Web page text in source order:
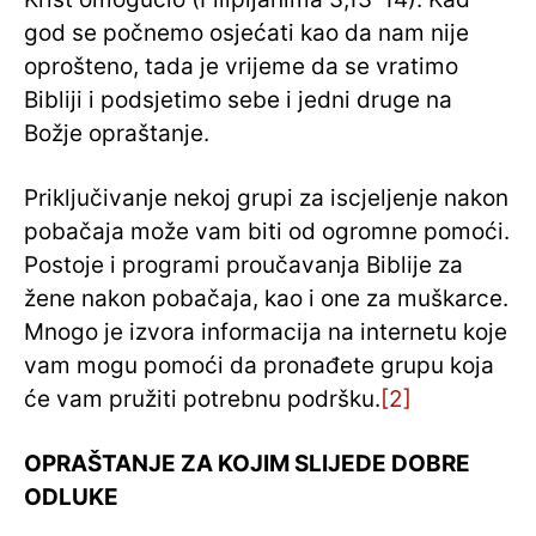
god se počnemo osjećati kao da nam nije
oprošteno, tada je vrijeme da se vratimo
Bibliji i podsjetimo sebe i jedni druge na
Božje opraštanje.
Priključivanje nekoj grupi za iscjeljenje nakon
pobačaja može vam biti od ogromne pomoći.
Postoje i programi proučavanja Biblije za
žene nakon pobačaja, kao i one za muškarce.
Mnogo je izvora informacija na internetu koje
vam mogu pomoći da pronađete grupu koja
će vam pružiti potrebnu podršku.[2]
OPRAŠTANJE ZA KOJIM SLIJEDE DOBRE
ODLUKE